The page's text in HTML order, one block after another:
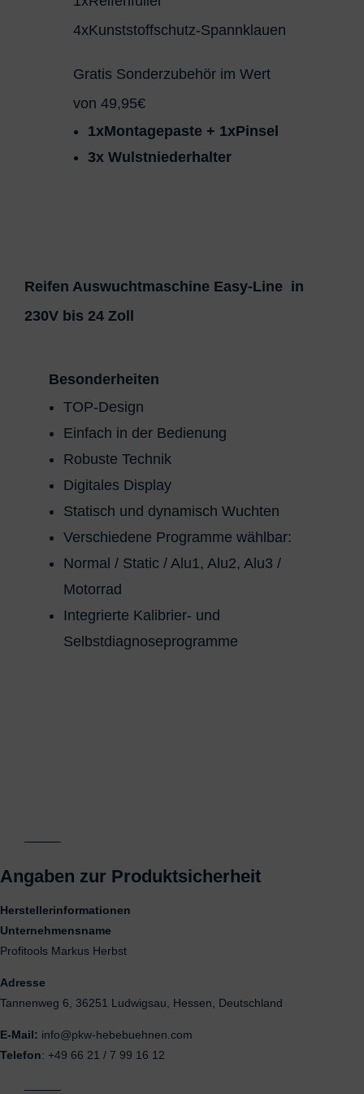
4xKunststoffschutz-Spannklauen
Gratis Sonderzubehör im Wert
von 49,95€
1xMontagepaste + 1xPinsel
3x Wulstniederhalter
Reifen Auswuchtmaschine Easy-Line in
230V bis 24 Zoll
Besonderheiten
TOP-Design
Einfach in der Bedienung
Robuste Technik
Digitales Display
Statisch und dynamisch Wuchten
Verschiedene Programme wählbar:
Normal / Static / Alu1, Alu2, Alu3 /
Motorrad
Integrierte Kalibrier- und
Selbstdiagnoseprogramme
Angaben zur Produktsicherheit
Herstellerinformationen
Unternehmensname
Profitools Markus Herbst
Adresse
Tannenweg 6, 36251 Ludwigsau, Hessen, Deutschland
E-Mail: info@pkw-hebebuehnen.com
Telefon: +49 66 21 / 7 99 16 12